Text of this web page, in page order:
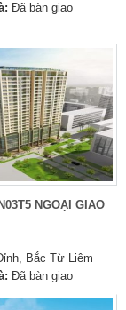
Đã bàn giao
NGOẠI GIAO
Bắc Từ Liêm
Đã bàn giao